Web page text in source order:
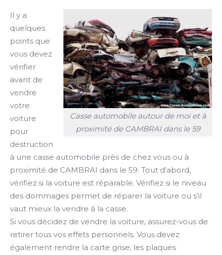
Casse automobile autour de moi et à
proximité de CAMBRAI dans le 59
Il y a
quelques
points que
vous devez
vérifier
avant de
vendre
votre
voiture
pour
destruction
à une casse automobile près de chez vous ou à
proximité de CAMBRAI dans le 59. Tout d’abord,
vérifiez si la voiture est réparable. Vérifiez si le niveau
des dommages permet de réparer la voiture ou s’il
vaut mieux la vendre à la casse.
Si vous décidez de vendre la voiture, assurez-vous de
retirer tous vos effets personnels. Vous devez
également rendre la carte grise, les plaques